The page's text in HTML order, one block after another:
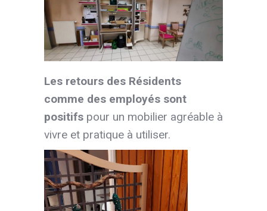
Les retours des Résidents
comme des employés sont
positifs pour un mobilier agréable à
vivre et pratique à utiliser.